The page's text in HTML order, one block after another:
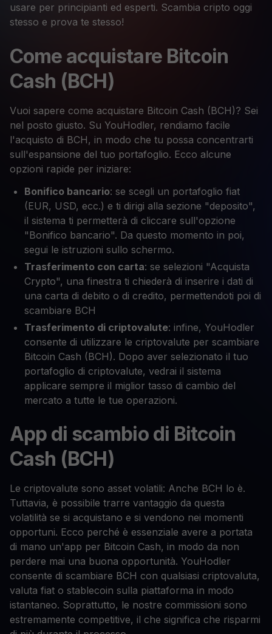
usare per principianti ed esperti. Scambia cripto oggi
stesso e prova te stesso!
Come acquistare Bitcoin
Cash (BCH)
Vuoi sapere come acquistare Bitcoin Cash (BCH)? Sei
nel posto giusto. Su YouHodler, rendiamo facile
l'acquisto di BCH, in modo che tu possa concentrarti
sull'espansione del tuo portafoglio. Ecco alcune
opzioni rapide per iniziare:
Bonifico bancario: se scegli un portafoglio fiat
(EUR, USD, ecc.) e ti dirigi alla sezione "deposito",
il sistema ti permetterà di cliccare sull'opzione
"Bonifico bancario". Da questo momento in poi,
segui le istruzioni sullo schermo.
Trasferimento con carta: se selezioni "Acquista
Crypto", una finestra ti chiederà di inserire i dati di
una carta di debito o di credito, permettendoti poi di
scambiare BCH
Trasferimento di criptovalute: infine, YouHodler
consente di utilizzare le criptovalute per scambiare
Bitcoin Cash (BCH). Dopo aver selezionato il tuo
portafoglio di criptovalute, vedrai il sistema
applicare sempre il miglior tasso di cambio del
mercato a tutte le tue operazioni.
App di scambio di Bitcoin
Cash (BCH)
Le criptovalute sono asset volatili: Anche BCH lo è.
Tuttavia, è possibile trarre vantaggio da questa
volatilità se si acquistano e si vendono nei momenti
opportuni. Ecco perché è essenziale avere a portata
di mano un'app per Bitcoin Cash, in modo da non
perdere mai una buona opportunità. YouHodler
consente di scambiare BCH con qualsiasi criptovaluta,
valuta fiat o stablecoin sulla piattaforma in modo
istantaneo. Soprattutto, le nostre commissioni sono
estremamente competitive, il che significa che risparmi